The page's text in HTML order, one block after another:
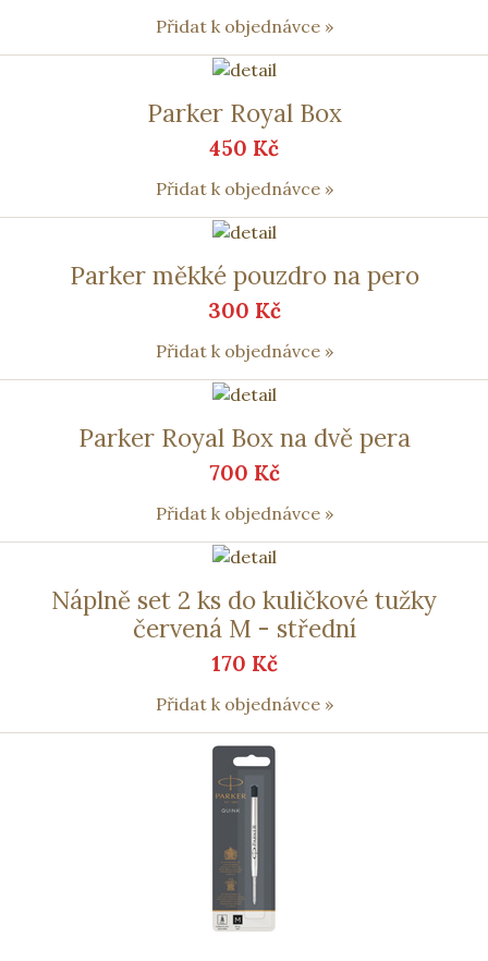
Přidat k objednávce »
Parker Royal Box
450 Kč
Přidat k objednávce »
Parker měkké pouzdro na pero
300 Kč
Přidat k objednávce »
Parker Royal Box na dvě pera
700 Kč
Přidat k objednávce »
Náplně set 2 ks do kuličkové tužky
červená M - střední
170 Kč
Přidat k objednávce »